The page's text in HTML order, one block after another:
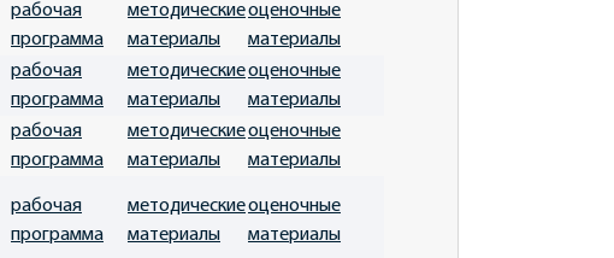
рабочая
программа
методические
материалы
оценочные
материалы
рабочая
программа
методические
материалы
оценочные
материалы
рабочая
программа
методические
материалы
оценочные
материалы
рабочая
программа
методические
материалы
оценочные
материалы